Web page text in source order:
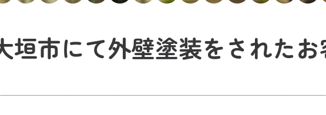
垣市にて外壁塗装をされたお